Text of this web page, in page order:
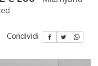
Condividi